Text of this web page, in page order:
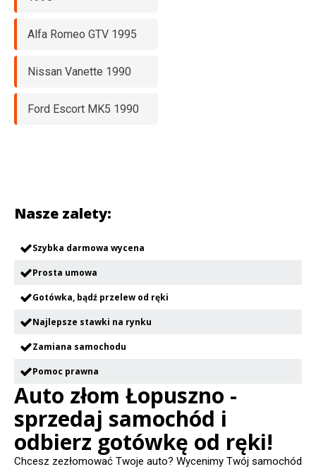
Alfa Romeo GTV 1995
Nissan Vanette 1990
Ford Escort MK5 1990
Nasze zalety:
Szybka darmowa wycena
Prosta umowa
Gotówka, bądź przelew od ręki
Najlepsze stawki na rynku
Zamiana samochodu
Pomoc prawna
Auto złom Łopuszno -
sprzedaj samochód i
odbierz gotówkę od ręki!
Chcesz zezłomować Twoje auto? Wycenimy Twój samochód